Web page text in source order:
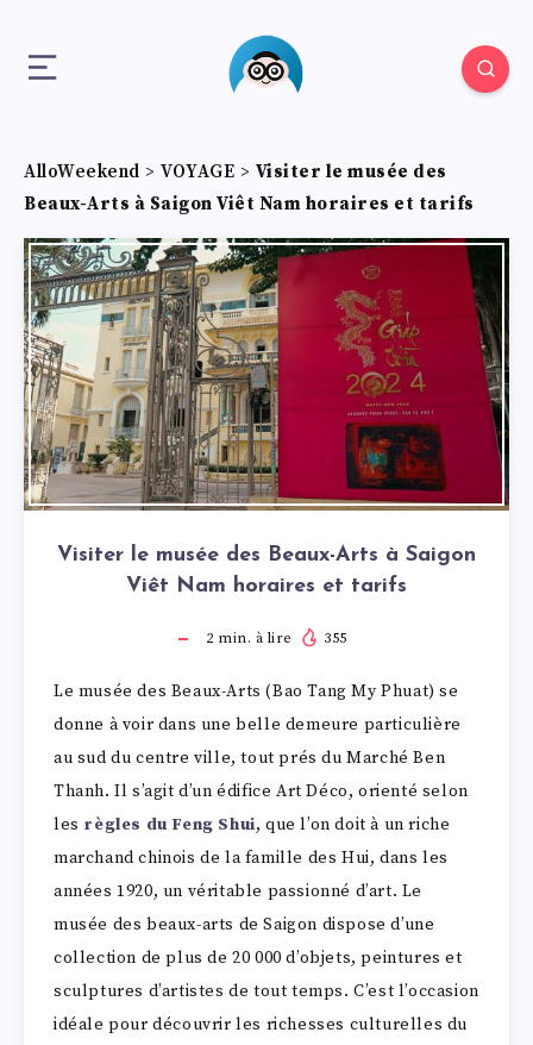
AlloWeekend > VOYAGE > Visiter le musée des
Beaux-Arts à Saigon Viêt Nam horaires et tarifs
Visiter le musée des Beaux-Arts à Saigon
Viêt Nam horaires et tarifs
2 min. à lire 355
Le musée des Beaux-Arts (Bao Tang My Phuat) se
donne à voir dans une belle demeure particulière
au sud du centre ville, tout prés du Marché Ben
Thanh. Il s’agit d’un édifice Art Déco, orienté selon
les règles du Feng Shui, que l’on doit à un riche
marchand chinois de la famille des Hui, dans les
années 1920, un véritable passionné d’art. Le
musée des beaux-arts de Saigon dispose d’une
collection de plus de 20 000 d’objets, peintures et
sculptures d’artistes de tout temps. C’est l’occasion
idéale pour découvrir les richesses culturelles du